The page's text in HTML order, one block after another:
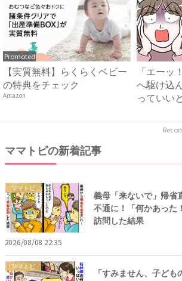
Promoted
【実質無料】らくらくベビー
の特典をチェック
Amazon
「エーッ
へ駆け込
っていい
ママトピの新着記事
ママトピ
義母「来ないで」帰省
不通に！「何かあった
訪問した結果
2026/08/08 22:35
ママトピ
「すみません、子ど